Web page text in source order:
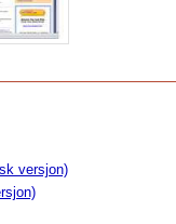
versjon)